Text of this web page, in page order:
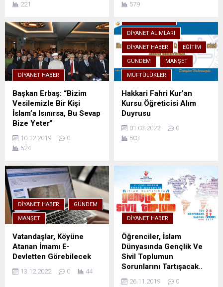
221
579
DIYANET HABER
Başkan Erbaş: “Bizim
Vesilemizle Bir Kişi
İslam’a Isınırsa, Bu Sevap
Bize Yeter”
10.12.2019
0
524
DIYANET ALIMLARI
DIYANET HABER EĞITIM
GÜNDEM MANŞET
MÜFTÜLÜKLER
Hakkari Fahri Kur’an
Kursu Öğreticisi Alım
Duyrusu
01.03.2022
0
503
DIYANET HABER GÜNDEM
MANŞET
Vatandaşlar, Köyüne
Atanan İmamı E-
Devletten Görebilecek
13.12.2022 0 44
DIYANET HABER
Öğrenciler, İslam
Dünyasında Gençlik Ve
Sivil Toplumun
Sorunlarını Tartışacak..
26.11.2019
0